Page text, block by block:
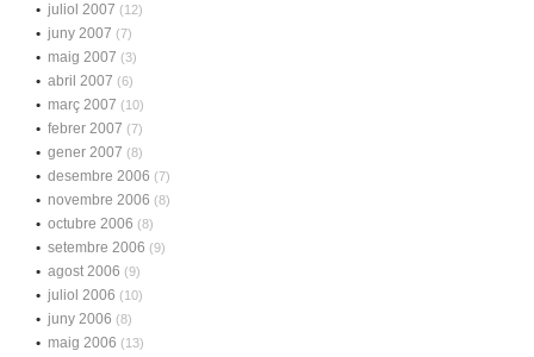
juliol 2007 (12)
juny 2007 (7)
maig 2007 (3)
abril 2007 (6)
març 2007 (10)
febrer 2007 (7)
gener 2007 (8)
desembre 2006 (7)
novembre 2006 (8)
octubre 2006 (8)
setembre 2006 (9)
agost 2006 (9)
juliol 2006 (10)
juny 2006 (8)
maig 2006 (13)